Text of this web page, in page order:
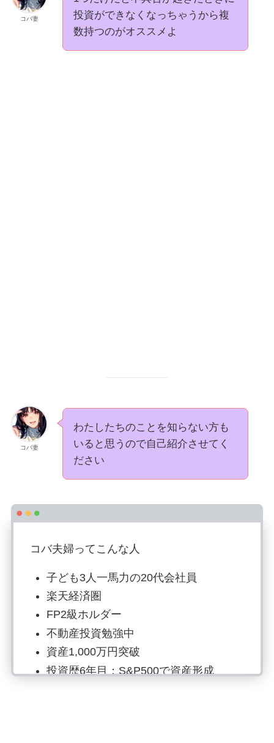
コバ妻
投資ができなくなっちゃうから複
数持つのがオススメよ
コバ妻
わたしたちのことを知らない方も
いると思うので自己紹介させてく
ださい
コバ夫婦ってこんな人
子ども3人一馬力の20代会社員
楽天経済圏
FP2級ホルダー
不動産投資勉強中
資産1,000万円突破
投資歴6年目：S&P500で資産形成